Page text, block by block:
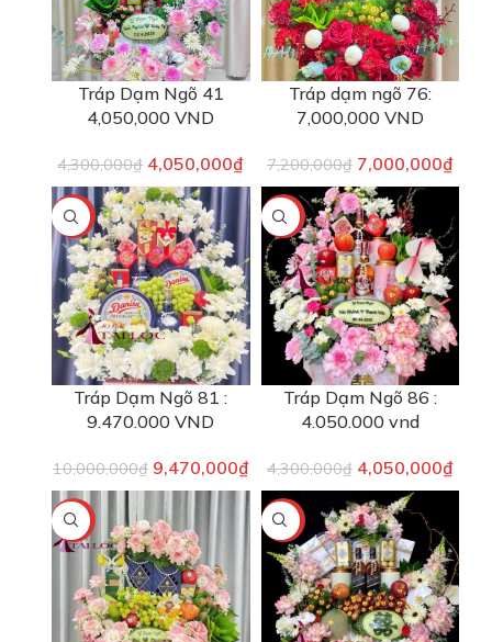
Tráp Dạm Ngõ 41
4,050,000 VND
4,300,000₫ 4,050,000₫
Tráp dạm ngõ 76:
7,000,000 VND
7,200,000₫ 7,000,000₫
-5%
Tráp Dạm Ngõ 81 :
9.470.000 VND
10,000,000₫ 9,470,000₫
-6%
Tráp Dạm Ngõ 86 :
4.050.000 vnd
4,300,000₫ 4,050,000₫
-2% -9%